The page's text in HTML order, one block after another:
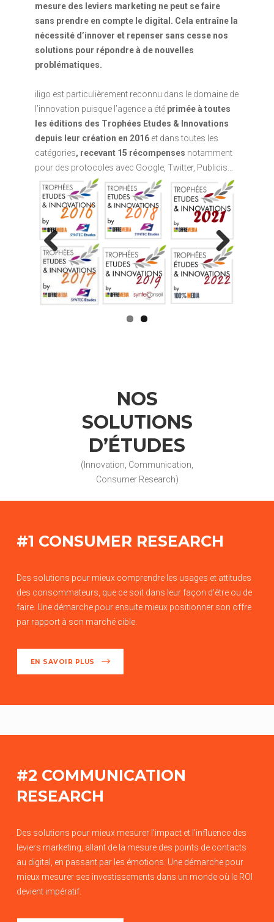
mesure des leviers marketing ne peut se faire
sans prendre en compte le digital. Cela entraîne la
nécessité d’innover et repenser sans cesse nos
solutions pour répondre à de nouvelles
problématiques.
iligo est particulièrement reconnu dans le domaine de
l’innovation puisque l’agence a été primée à toutes
les éditions des Trophées Etudes & Innovations
depuis leur création en 2016 et dans toutes les
catégories, recevant 15 récompenses notamment
pour des protocoles avec Google, Twitter, Publicis…
Previous Next
NOS
SOLUTIONS
D’ÉTUDES
(Innovation, Communication,
Consumer Research)
#1 CONSUMER RESEARCH
Des solutions pour mieux comprendre les usages et attitudes
des consommateurs, que ce soit dans leur façon d’être ou de
faire. Une démarche pour ensuite mieux positionner son offre
par rapport à son marché cible.
EN SAVOIR PLUS
#2 COMMUNICATION
RESEARCH
Des solutions pour mieux mesurer l’impact et l’influence des
leviers marketing, allant de la mesure des points de contacts
au digital, en passant par les émotions. Une démarche pour
mieux mesurer ses investissements dans un monde où le ROI
devient impératif.